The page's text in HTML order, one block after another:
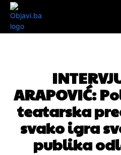
ARAPOVIĆ:
teatarska
svako igra
publika